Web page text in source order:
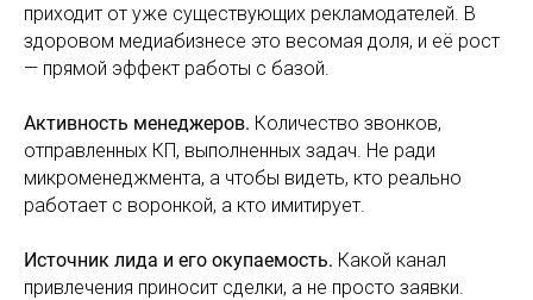
приходит от уже существующих рекламодателей. В
здоровом медиабизнесе это весомая доля, и её рост
— прямой эффект работы с базой.
Активность менеджеров. Количество звонков,
отправленных КП, выполненных задач. Не ради
микроменеджмента, а чтобы видеть, кто реально
работает с воронкой, а кто имитирует.
Источник лида и его окупаемость. Какой канал
привлечения приносит сделки, а не просто заявки.